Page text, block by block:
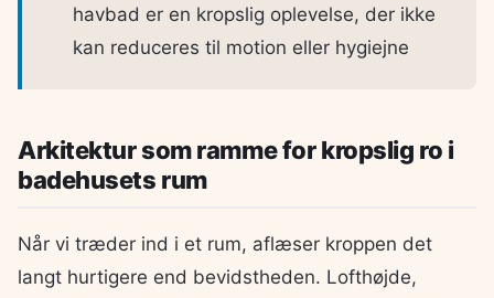
havbad er en kropslig oplevelse, der ikke
kan reduceres til motion eller hygiejne
Arkitektur som ramme for kropslig ro i
badehusets rum
Når vi træder ind i et rum, aflæser kroppen det
langt hurtigere end bevidstheden. Lofthøjde,